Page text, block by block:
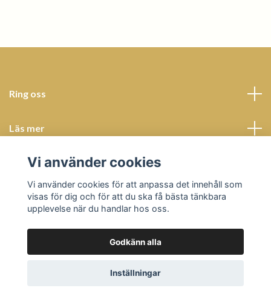
Ring oss
Läs mer
Sociala medier
© 2026 Butik BohèmePowered by Quickbutik
Vi använder cookies
Vi använder cookies för att anpassa det innehåll som
visas för dig och för att du ska få bästa tänkbara
upplevelse när du handlar hos oss.
Godkänn alla
Inställningar